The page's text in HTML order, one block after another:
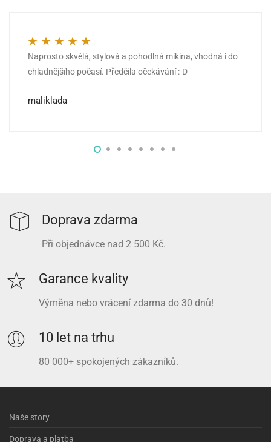
Hodnocení 5z 5
Naprosto skvělá, stylová a pohodlná mikina, vhodná i do
chladnějšího počasí. Předčila očekávání :-D
maliklada
Doprava zdarma
Při objednávce nad 2 500 Kč.
Garance kvality
Výměna nebo vrácení zdarma do 30 dnů!
10 let na trhu
80 000+ spokojených zákazníků.
Naše story
Doprava a platba